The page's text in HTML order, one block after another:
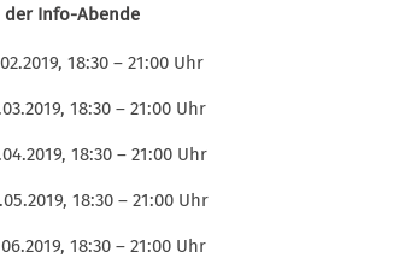
der Info-Abende
18:30 – 21:00 Uhr
18:30 – 21:00 Uhr
18:30 – 21:00 Uhr
18:30 – 21:00 Uhr
18:30 – 21:00 Uhr